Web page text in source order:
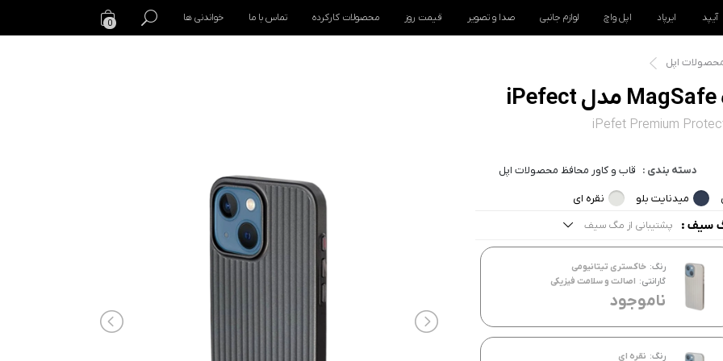
آیپد ایرپاد اپل واچ لوازم جانبی صدا و تصویر قیمت روز محصولات کارکرده تماس با ما خواندنی ها 0
اپل
iPefet Premium
دسته بندی : قاب و کاور محافظ محصولات اپل
میدنایت بلو نقره ای
سیف : پشتیبانی از مگ سیف
موارد
پشتیبانی از مگ سیف
رنگ: خاکستری تیتانیومی
گارانتی: اصالت و سلامت فیزیکی
ناموجود
رنگ: نقره ای